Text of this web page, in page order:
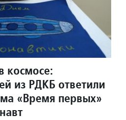
космосе:
из РДКБ ответили
«Время первых»